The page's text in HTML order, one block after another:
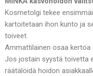
Kosmetolgi tekee
kartoitetaan ihon kunto ja
toiveet.
Ammattilainen osaa
Jos jostain syystä toivetta
räätälöidä hoidon